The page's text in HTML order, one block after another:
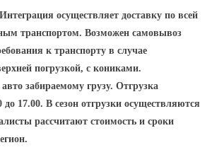
осуществляет доставку по всей
транспортом. Возможен самовывоз
к транспорту в случае
погрузкой, с кониками.
забираемому грузу. Отгрузка
до 17.00. В сезон отгрузки осуществляются
рассчитают стоимость и сроки